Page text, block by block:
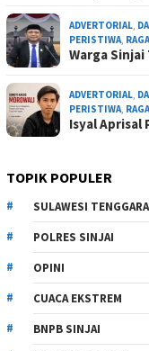
ADVERTORIAL,
PERISTIWA,
Warga
ADVERTORIAL,
PERISTIWA,
Isyal Aprisal
TOPIK POPULER
SULAWESI TENGGARA
POLRES SINJAI
OPINI
CUACA EKSTREM
BNPB SINJAI